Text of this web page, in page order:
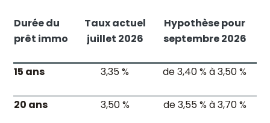
Durée du
prêt immo
Taux actuel
juillet 2026
Hypothèse pour
septembre 2026
15 ans 3,35 % de 3,40 % à 3,50 %
20 ans 3,50 % de 3,55 % à 3,70 %